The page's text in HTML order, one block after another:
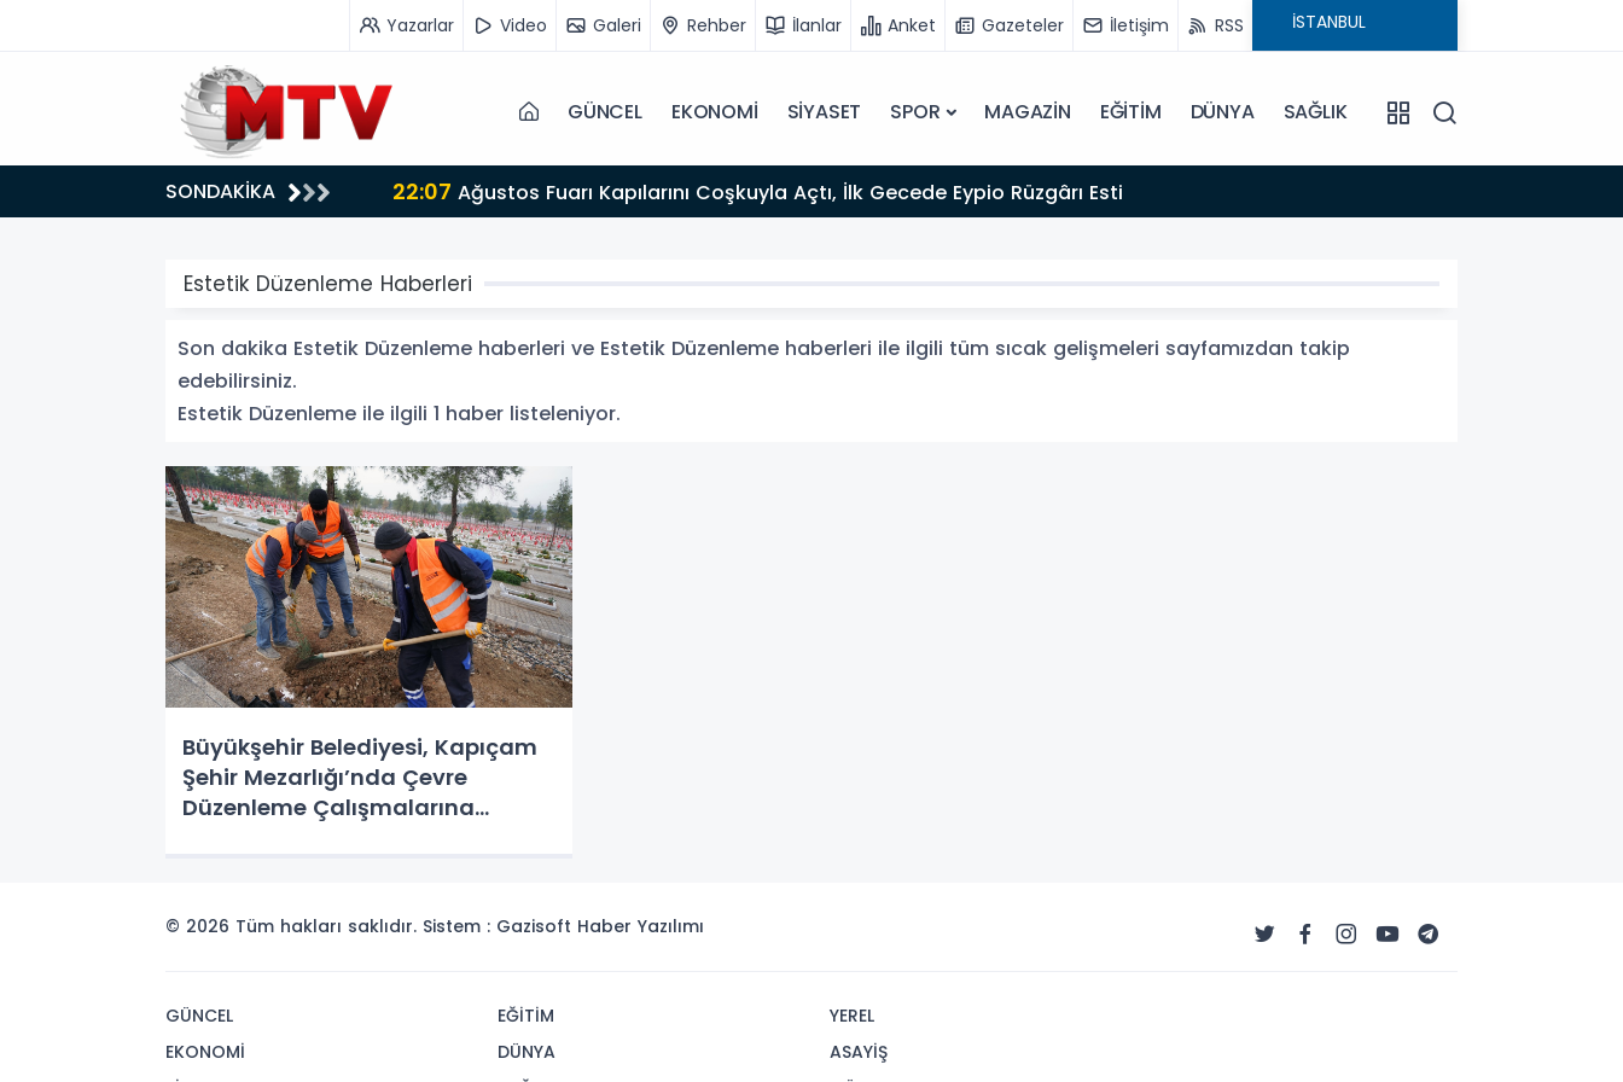
Yazarlar Video Galeri Rehber İlanlar Anket Gazeteler İletişim RSS
GÜNCEL EKONOMİ SİYASET SPOR MAGAZİN EĞİTİM DÜNYA SAĞLIK
SONDAKİKA 22:07 Ağustos Fuarı Kapılarını Coşkuyla Açtı, İlk Gecede Eypio Rüzgârı Esti
Estetik Düzenleme Haberleri
Son dakika Estetik Düzenleme haberleri ve Estetik Düzenleme haberleri ile ilgili tüm sıcak gelişmeleri sayfamızdan takip
edebilirsiniz.
Estetik Düzenleme ile ilgili 1 haber listeleniyor.
Büyükşehir Belediyesi, Kapıçam
Şehir Mezarlığı’nda Çevre
Düzenleme Çalışmalarına
© 2026 Tüm hakları saklıdır. Sistem : Gazisoft Haber Yazılımı
GÜNCEL
EKONOMİ
EĞİTİM
DÜNYA
YEREL
ASAYİŞ